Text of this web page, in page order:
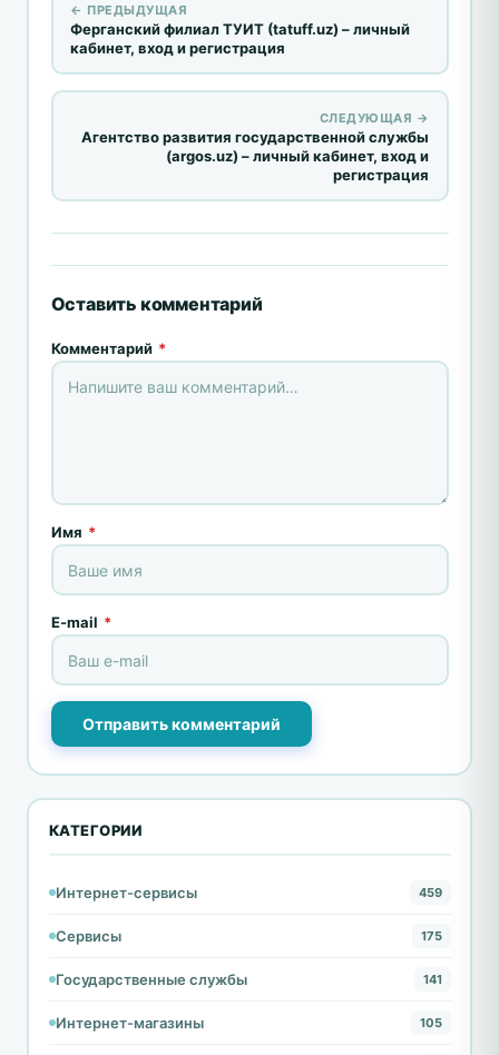
← ПРЕДЫДУЩАЯ
Ферганский филиал ТУИТ (tatuff.uz) – личный
кабинет, вход и регистрация
СЛЕДУЮЩАЯ →
Агентство развития государственной службы
(argos.uz) – личный кабинет, вход и
регистрация
Оставить комментарий
Комментарий *
Имя *
E-mail *
Отправить комментарий
КАТЕГОРИИ
Интернет-сервисы 459
Сервисы 175
Государственные службы 141
Интернет-магазины 105